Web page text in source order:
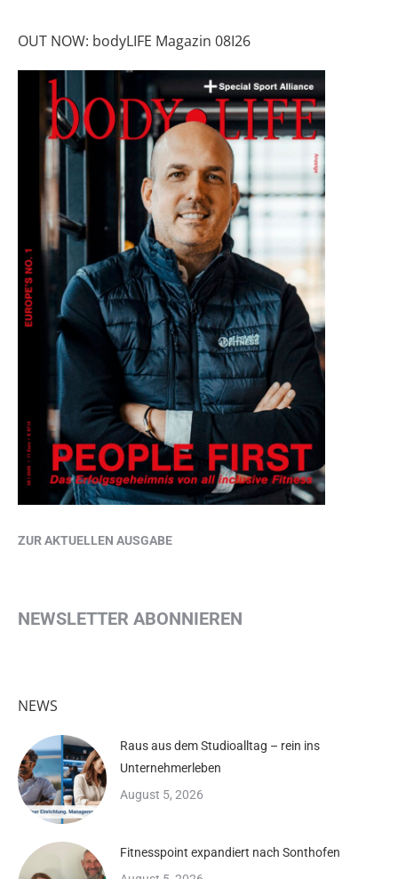
OUT NOW: bodyLIFE Magazin 08I26
ZUR AKTUELLEN AUSGABE
NEWSLETTER ABONNIEREN
NEWS
Raus aus dem Studioalltag – rein ins
Unternehmerleben
August 5, 2026
Fitnesspoint expandiert nach Sonthofen